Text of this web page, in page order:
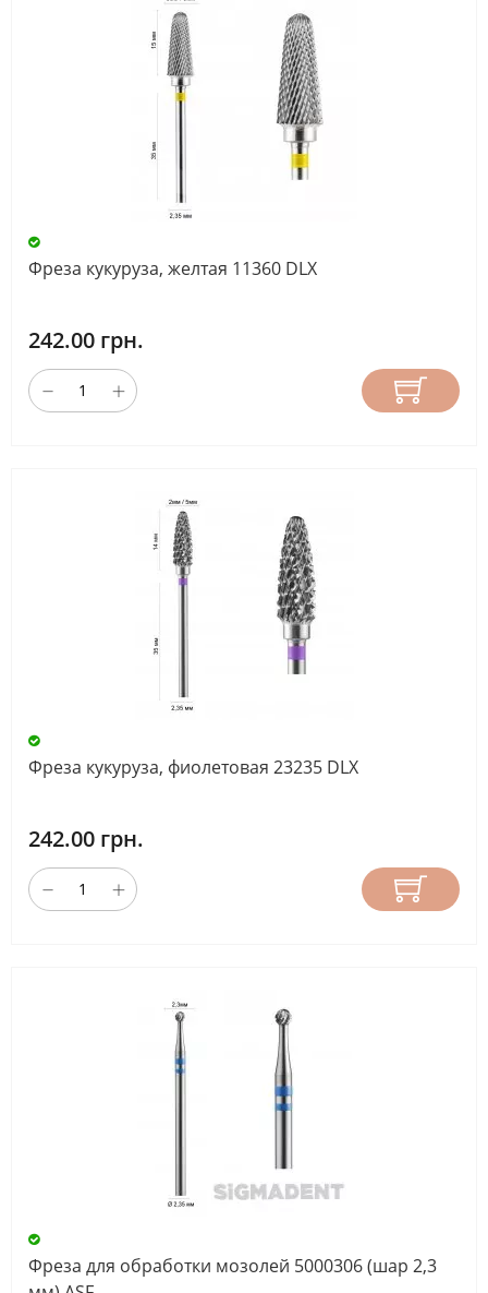
Фреза кукуруза, желтая 11360 DLX
242.00 грн.
Фреза кукуруза, фиолетовая 23235 DLX
242.00 грн.
Фреза для обработки мозолей 5000306 (шар 2,3